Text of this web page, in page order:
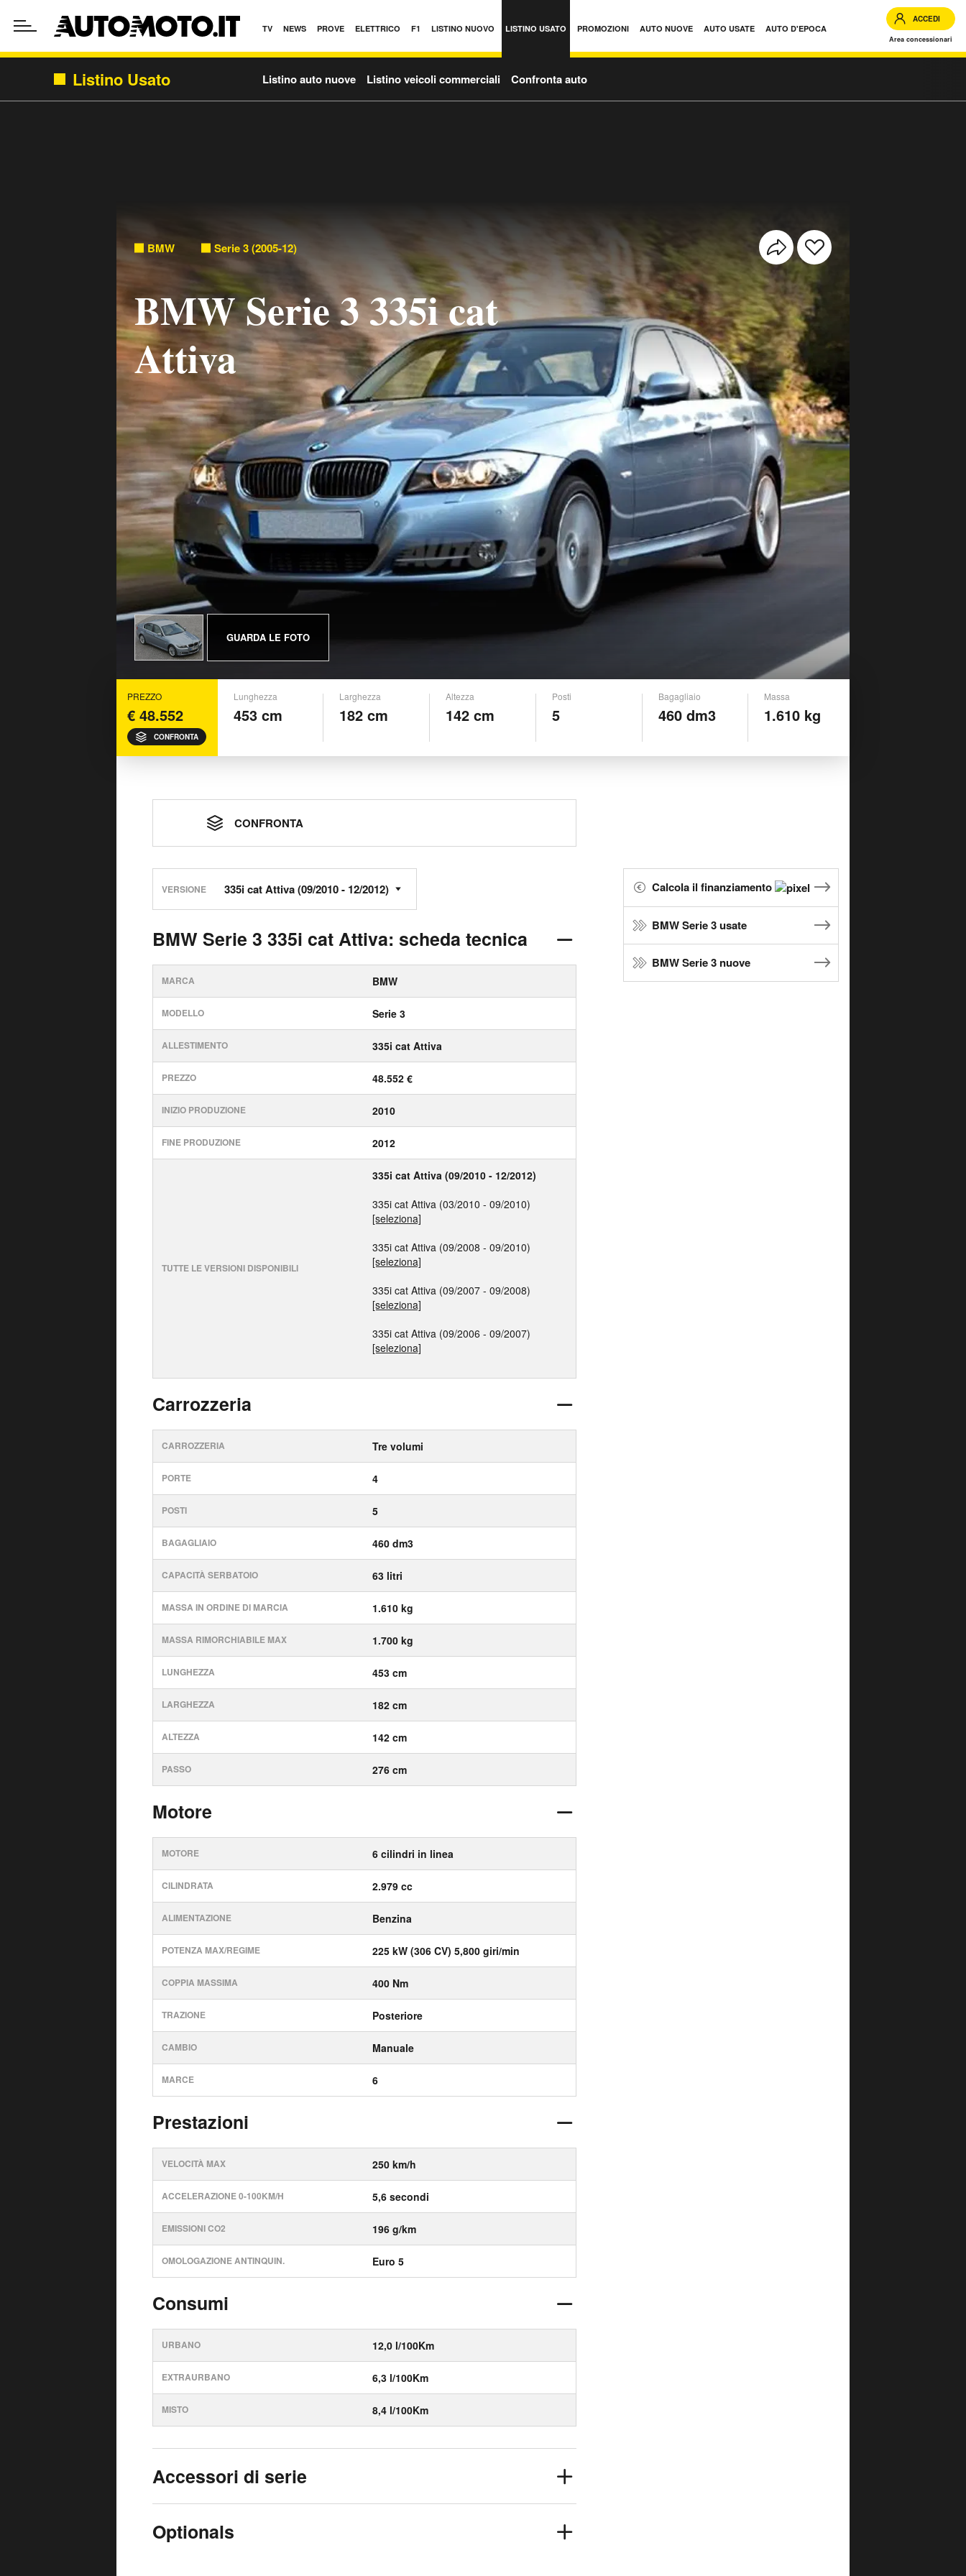
TV NEWS PROVE ELETTRICO F1 LISTINO NUOVO LISTINO USATO PROMOZIONI AUTO NUOVE AUTO USATE AUTO D'EPOCA
ACCEDI
Area concessionari
Listino Usato Listino auto nuove Listino veicoli commerciali Confronta auto
BMW Serie 3 (2005-12)
BMW Serie 3 335i cat
Attiva
GUARDA LE FOTO
PREZZO
€ 48.552
CONFRONTA
Lunghezza
453 cm
Larghezza
182 cm
Altezza
142 cm
Posti
5
Bagagliaio
460 dm3
Massa
1.610 kg
CONFRONTA
VERSIONE
BMW Serie 3 335i cat Attiva: scheda tecnica
MARCA BMW
MODELLO Serie 3
ALLESTIMENTO 335i cat Attiva
PREZZO 48.552 €
INIZIO PRODUZIONE 2010
FINE PRODUZIONE 2012
TUTTE LE VERSIONI DISPONIBILI
335i cat Attiva (09/2010 - 12/2012)
335i cat Attiva (03/2010 - 09/2010)
[seleziona]
335i cat Attiva (09/2008 - 09/2010)
[seleziona]
335i cat Attiva (09/2007 - 09/2008)
[seleziona]
335i cat Attiva (09/2006 - 09/2007)
[seleziona]
Carrozzeria
CARROZZERIA Tre volumi
PORTE 4
POSTI 5
BAGAGLIAIO 460 dm3
CAPACITÀ SERBATOIO 63 litri
MASSA IN ORDINE DI MARCIA 1.610 kg
MASSA RIMORCHIABILE MAX 1.700 kg
LUNGHEZZA 453 cm
LARGHEZZA 182 cm
ALTEZZA 142 cm
PASSO 276 cm
Motore
MOTORE 6 cilindri in linea
CILINDRATA 2.979 cc
ALIMENTAZIONE Benzina
POTENZA MAX/REGIME 225 kW (306 CV) 5,800 giri/min
COPPIA MASSIMA 400 Nm
TRAZIONE Posteriore
CAMBIO Manuale
MARCE 6
Prestazioni
VELOCITÀ MAX 250 km/h
ACCELERAZIONE 0-100KM/H 5,6 secondi
EMISSIONI CO2 196 g/km
OMOLOGAZIONE ANTINQUIN. Euro 5
Consumi
URBANO 12,0 l/100Km
EXTRAURBANO 6,3 l/100Km
MISTO 8,4 l/100Km
Accessori di serie
Optionals
Calcola il finanziamento
BMW Serie 3 usate
BMW Serie 3 nuove